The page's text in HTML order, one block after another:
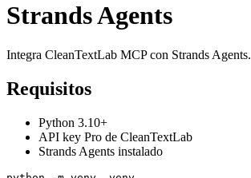
Strands Agents
Integra CleanTextLab MCP con Strands Agents.
Requisitos
Python 3.10+
API key Pro de CleanTextLab
Strands Agents instalado